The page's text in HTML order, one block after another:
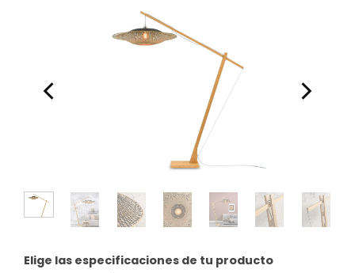
Elige las especificaciones de tu producto